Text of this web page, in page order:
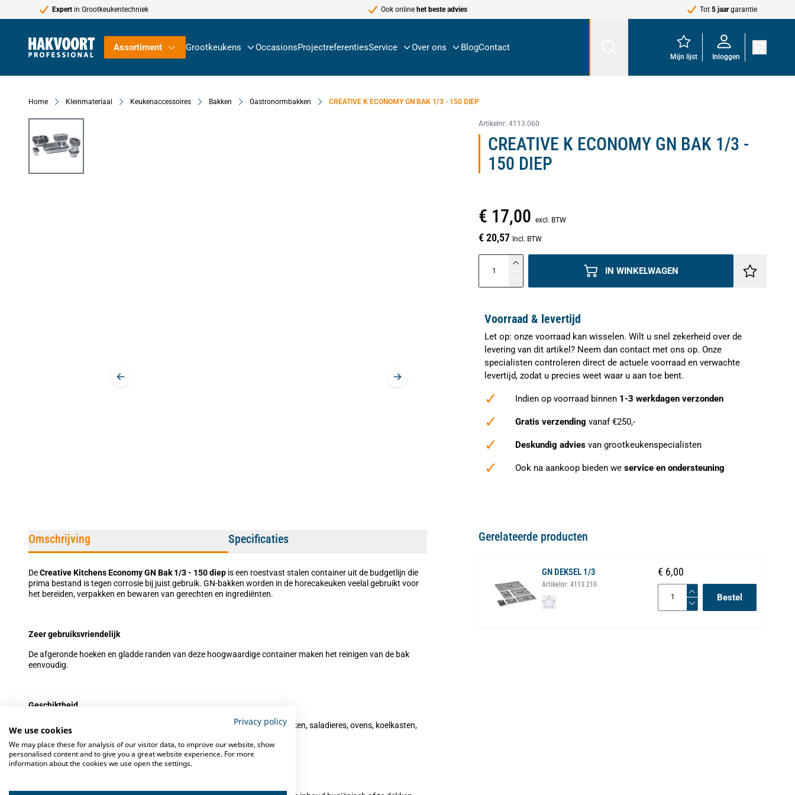
Expert in Grootkeukentechniek Ook online het beste advies Tot 5 jaargarantie
Assortiment Grootkeukens OccasionsProjectreferentiesService Over ons BlogContact
Mijn lijst Inloggen
Home Kleinmateriaal Keukenaccessoires Bakken Gastronormbakken CREATIVE K ECONOMY GN BAK 1/3 - 150 DIEP
Artikelnr: 4113.060
CREATIVE K ECONOMY GN BAK 1/3 -
150 DIEP
€ 17,00 excl. BTW
€ 20,57 Incl. BTW
IN WINKELWAGEN
Voorraad & levertijd
Let op: onze voorraad kan wisselen. Wilt u snel zekerheid over de
levering van dit artikel? Neem dan contact met ons op. Onze
specialisten controleren direct de actuele voorraad en verwachte
levertijd, zodat u precies weet waar u aan toe bent.
✓ Indien op voorraad binnen 1-3 werkdagen verzonden
✓ Gratis verzending vanaf €250,-
✓ Deskundig advies van grootkeukenspecialisten
✓ Ook na aankoop bieden weservice en ondersteuning
Omschrijving Specificaties
DeCreativeKitchens EconomyGN Bak 1/3 - 150 diep is een roestvast stalen container uit de budgetlijn die
prima bestand is tegen corrosie bij juist gebruik. GN-bakken worden in de horecakeuken veelal gebruikt voor
het bereiden, verpakken en bewaren van gerechten en ingrediënten.
Zeer gebruiksvriendelijk
De afgeronde hoeken en gladde randen van deze hoogwaardige container maken het reinigen van de bak
eenvoudig.
Geschiktheid
Deze gastronormbak is geschikt voor gebruik in onder meer koelwerkbanken, saladieres, ovens, koelkasten,
bain marie systemen en chafing dishes.
Gerelateerde producten
GN DEKSEL 1/3
Artikelnr: 4113.210
€ 6,00
Bestel
Privacy policy
We use cookies
We may place these for analysis of our visitor data, to improve our website, show
personalised content and to give you a great website experience. For more
information about the cookies we use open the settings.